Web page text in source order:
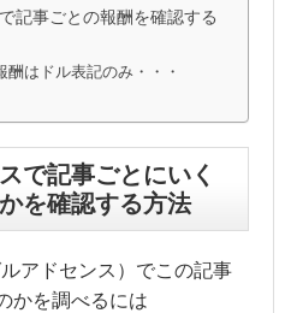
記事ごとの報酬を確認する
はドル表記のみ・・・
で記事ごとにいく
を確認する方法
アドセンス）でこの記事
かを調べるには